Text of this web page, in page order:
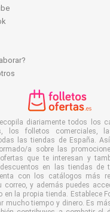
diariamente todos los
los folletos comerciales,
las tiendas de España.
a sobre las
que te interesan y
en las tiendas de
con los catálogos más
correo, y además puedes
en la propia tienda. Establece
mucho tiempo y dinero. Es